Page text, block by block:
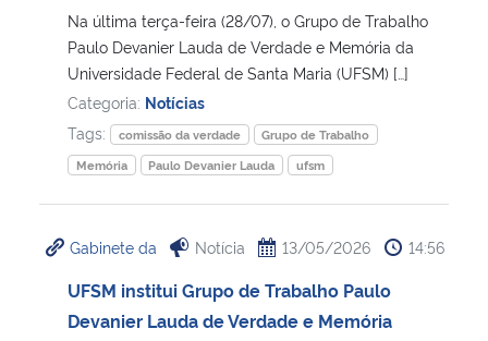
Ministério de Minas e Energia
Ministério da Ciência, Tecnologia, Inovações e Comunicações
Ministério do Meio Ambiente
Ministério do Turismo
Ministério do Desenvolvimento Regional
Controladoria-Geral da União
Na última terça-feira (28/07), o Grupo de Trabalho
Paulo Devanier Lauda de Verdade e Memória da
Universidade Federal de Santa Maria (UFSM) […]
Categoria: Notícias
Tags:
comissão da verdade
Grupo de Trabalho
Memória
Paulo Devanier Lauda ufsm
Gabinete da Notícia 13/05/2026 14:56
UFSM institui Grupo de Trabalho Paulo
Devanier Lauda de Verdade e Memória